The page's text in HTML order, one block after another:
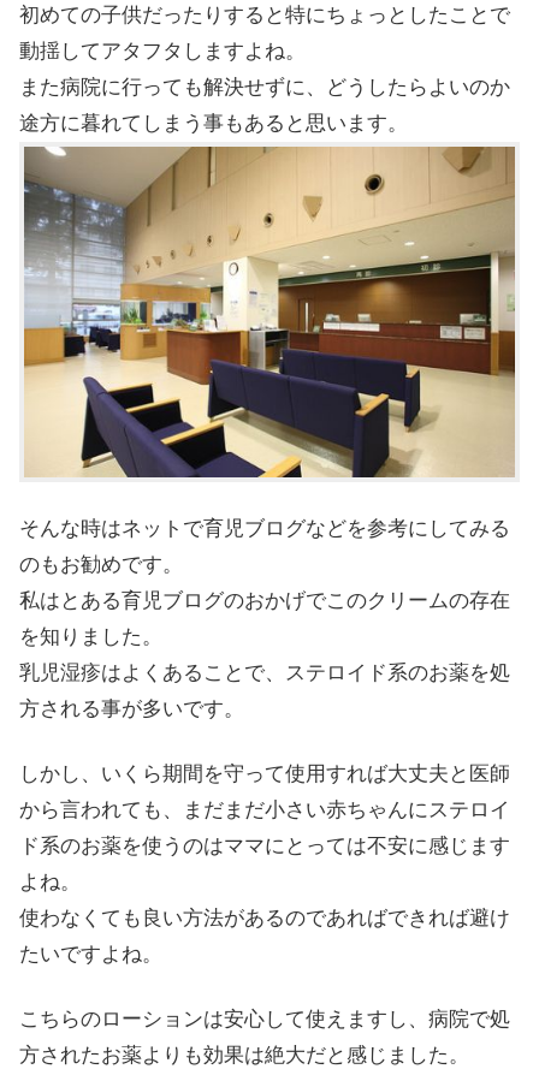
初めての子供だったりすると特にちょっとしたことで
動揺してアタフタしますよね。
また病院に行っても解決せずに、どうしたらよいのか
途方に暮れてしまう事もあると思います。
そんな時はネットで育児ブログなどを参考にしてみる
のもお勧めです。
私はとある育児ブログのおかげでこのクリームの存在
を知りました。
乳児湿疹はよくあることで、ステロイド系のお薬を処
方される事が多いです。
しかし、いくら期間を守って使用すれば大丈夫と医師
から言われても、まだまだ小さい赤ちゃんにステロイ
ド系のお薬を使うのはママにとっては不安に感じます
よね。
使わなくても良い方法があるのであればできれば避け
たいですよね。
こちらのローションは安心して使えますし、病院で処
方されたお薬よりも効果は絶大だと感じました。